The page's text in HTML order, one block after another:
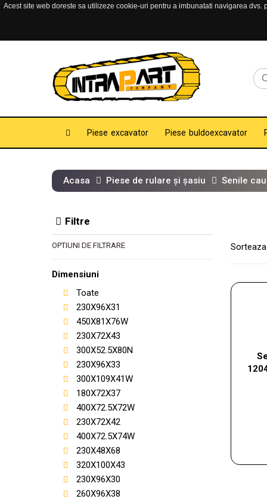
Acest site web doreste sa utilizeze cookie-uri pentru a imbunatati navigarea
Piese excavator Piese buldoexcavator
Acasa Piese de rulare și șasiu Senile
Filtre
OPTIUNI DE FILTRARE
Dimensiuni
Toate
230X96X31
450X81X76W
230X72X43
300X52.5X80N
230X96X33
300X109X41W
180X72X37
400X72.5X72W
230X72X42
400X72.5X74W
230X48X68
320X100X43
230X96X30
260X96X38